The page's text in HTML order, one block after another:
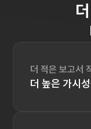
더 적은 보고서
더 높은 가시